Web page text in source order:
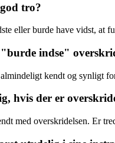
tro?
eller burde have vidst,
indse"
kendt og synligt
hvis der er
med overskridelsen. Er